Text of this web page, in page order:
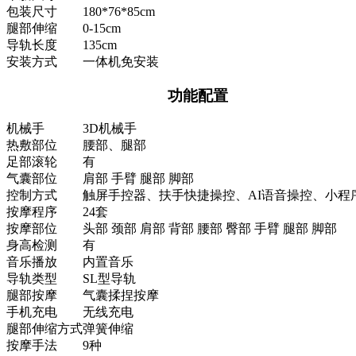
包装尺寸
180*76*85cm
腿部伸缩
0-15cm
导轨长度
135cm
安装方式
一体机免安装
功能配置
机械手
3D机械手
热敷部位
腰部、腿部
足部滚轮
有
气囊部位
肩部 手臂 腿部 脚部
控制方式
触屏手控器、扶手快捷操控、AI语音操控、小程
按摩程序
24套
按摩部位
头部 颈部 肩部 背部 腰部 臀部 手臂 腿部 脚部
身高检测
有
音乐播放
内置音乐
导轨类型
SL型导轨
腿部按摩
气囊揉捏按摩
手机充电
无线充电
腿部伸缩方式弹簧伸缩
按摩手法
9种